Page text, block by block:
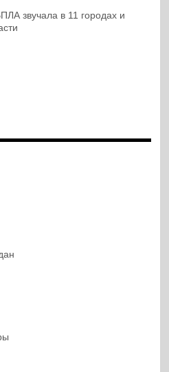
звучала в 11 городах и